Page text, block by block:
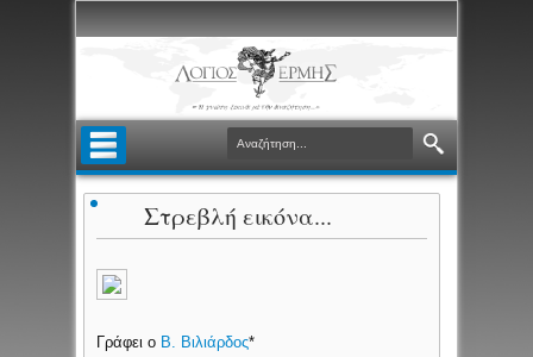
Στρεβλή εικόνα...
Γράφει ο Β. Βιλιάρδος*